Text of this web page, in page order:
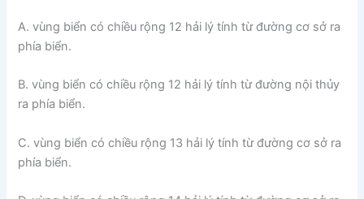
A. vùng biển có chiều rộng 12 hải lý tính từ đường cơ sở ra
phía biển.
B. vùng biển có chiều rộng 12 hải lý tính từ đường nội thủy
ra phía biển.
C. vùng biển có chiều rộng 13 hải lý tính từ đường cơ sở ra
phía biển.